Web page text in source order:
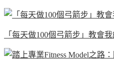
「每天做100個弓箭步」教會